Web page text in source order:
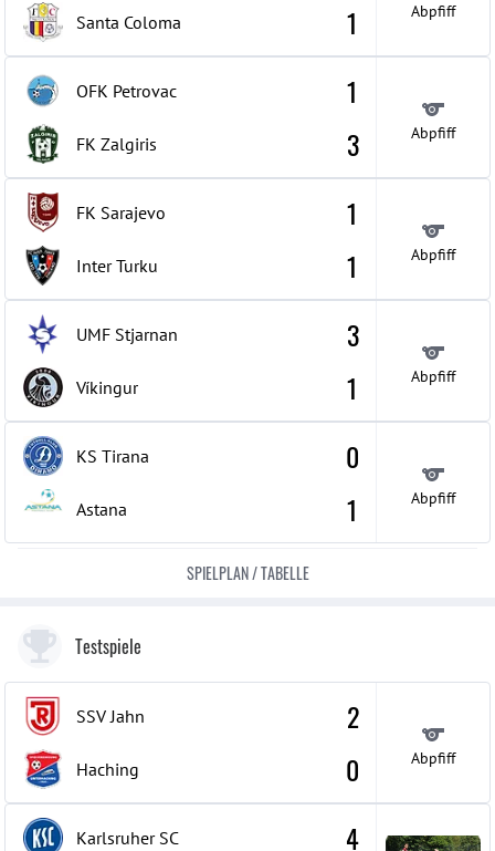
Santa Coloma
1
Abpfiff
OFK Petrovac
FK Zalgiris
1
3
Abpfiff
FK Sarajevo
Inter Turku
1
1
Abpfiff
UMF Stjarnan
Víkingur
3
1
Abpfiff
KS Tirana
Astana
0
1
Abpfiff
SPIELPLAN / TABELLE
Testspiele
SSV Jahn
Haching
2
0
Abpfiff
Karlsruher SC
4